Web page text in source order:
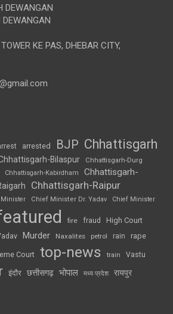
DEWANGAN
KE PAS, DHEBAR CITY,
arrested BJP Chhattisgarh
Bilaspur Chhattisgarh-Durg
Chhattisgarh-Kabirdham
Chhattisgarh-
Chhattisgarh-Raipur
Chief Minister Dr. Yadav Chief Minister
fire fraud High Court
Murder Naxalites petrol rain rape
Court top-news train Vastu
इंदौर छत्तीसगढ़ भोपाल मध्य प्रदेश रायपुर